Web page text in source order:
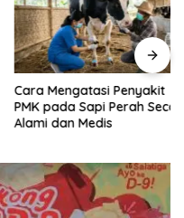
Cara Mengatasi Penyakit
PMK pada Sapi Perah Secara
Alami dan Medis